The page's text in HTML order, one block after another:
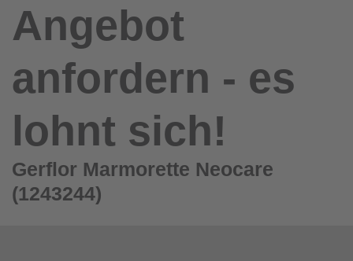
Angebot
anfordern - es
lohnt sich!
Gerflor Marmorette Neocare
(1243244)